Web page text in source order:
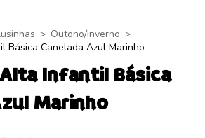
> Outono/Inverno >
Básica Canelada Azul Marinho
Infantil Básica
Marinho